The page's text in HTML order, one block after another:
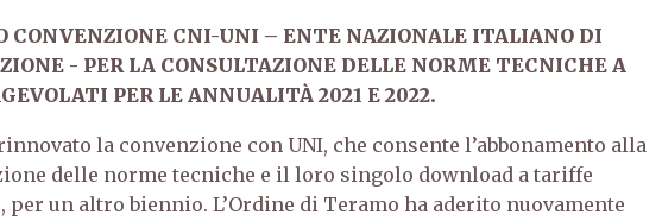
CONVENZIONE CNI-UNI – ENTE NAZIONALE ITALIANO DI
- PER LA CONSULTAZIONE DELLE NORME TECNICHE A
PER LE ANNUALITÀ 2021 E 2022.
la convenzione con UNI, che consente l’abbonamento alla
delle norme tecniche e il loro singolo download a tariffe
per un altro biennio. L’Ordine di Teramo ha aderito nuovamente